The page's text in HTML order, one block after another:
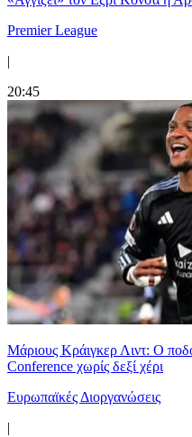
Premier League
|
20:45
Μάριους Κράιγκερ Λιντ: Ο
Conference χωρίς δεξί χέρι
Ευρωπαϊκές Διοργανώσεις
|